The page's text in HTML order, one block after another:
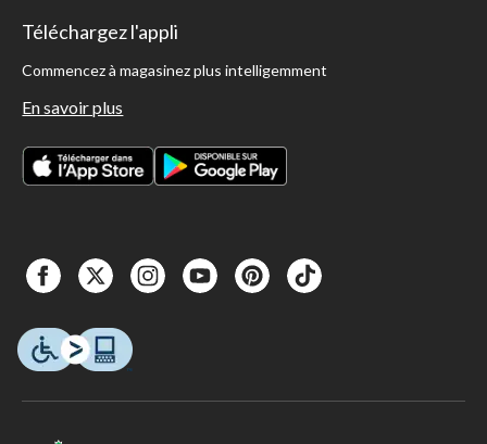
Téléchargez l'appli
Commencez à magasinez plus intelligemment
En savoir plus